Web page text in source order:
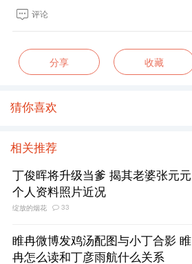
评论
分享 收藏
猜你喜欢
相关推荐
丁俊晖将升级当爹 揭其老婆张元元
个人资料照片近况
绽放的烟花 33
睢冉微博发鸡汤配图与小丁合影 睢
冉怎么读和丁彦雨航什么关系